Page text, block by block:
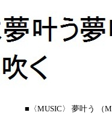
■〈MUSIC〉 夢叶う （